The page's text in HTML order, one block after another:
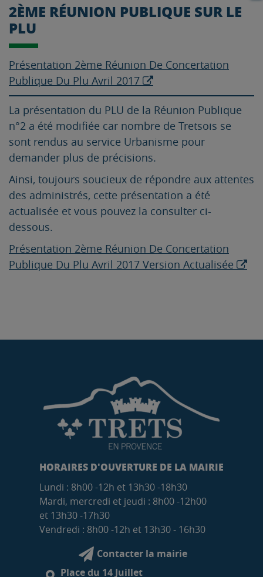
2ÈME RÉUNION PUBLIQUE SUR LE
PLU
Présentation 2ème Réunion De Concertation
Publique Du Plu Avril 2017
La présentation du PLU de la Réunion Publique
n°2 a été modifiée car nombre de Tretsois se
sont rendus au service Urbanisme pour
demander plus de précisions.
Ainsi, toujours soucieux de répondre aux attentes
des administrés, cette présentation a été
actualisée et vous pouvez la consulter ci-
dessous.
Présentation 2ème Réunion De Concertation
Publique Du Plu Avril 2017 Version Actualisée
HORAIRES D'OUVERTURE DE LA MAIRIE
Lundi : 8h00 -12h et 13h30 -18h30
Mardi, mercredi et jeudi : 8h00 -12h00
et 13h30 -17h30
Vendredi : 8h00 -12h et 13h30 - 16h30
Contacter la mairie
Place du 14 Juillet